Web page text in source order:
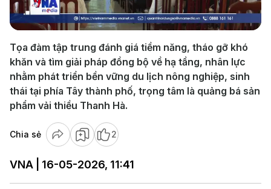
Video
Tọa đàm tập trung đánh giá tiềm năng, tháo gỡ khó
khăn và tìm giải pháp đồng bộ về hạ tầng, nhân lực
nhằm phát triển bền vững du lịch nông nghiệp, sinh
thái tại phía Tây thành phố, trọng tâm là quảng bá sản
phẩm vải thiều Thanh Hà.
Chia sẻ 2
VNA | 16-05-2026, 11:41